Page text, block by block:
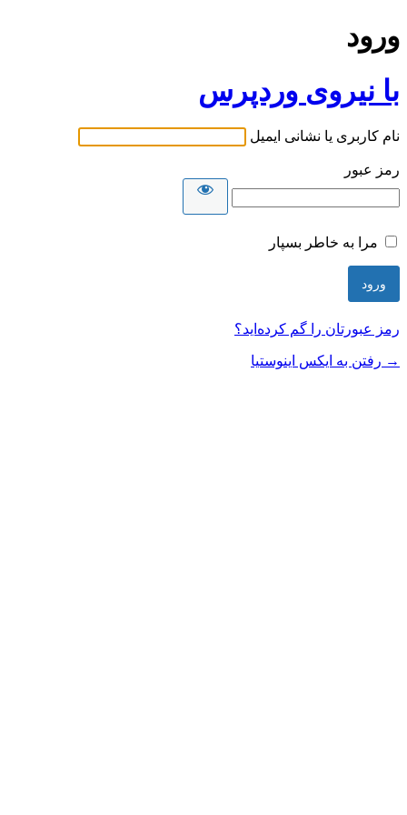
ورود
با نیروی وردپرس
نام کاربری یا نشانی ایمیل
رمز عبور
مرا به خاطر بسپار
رمز عبورتان را گم کرده‌اید؟
→ رفتن به ایکس اینوستیا